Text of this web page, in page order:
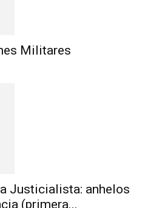
Militares
Justicialista: anhelos
(primera...